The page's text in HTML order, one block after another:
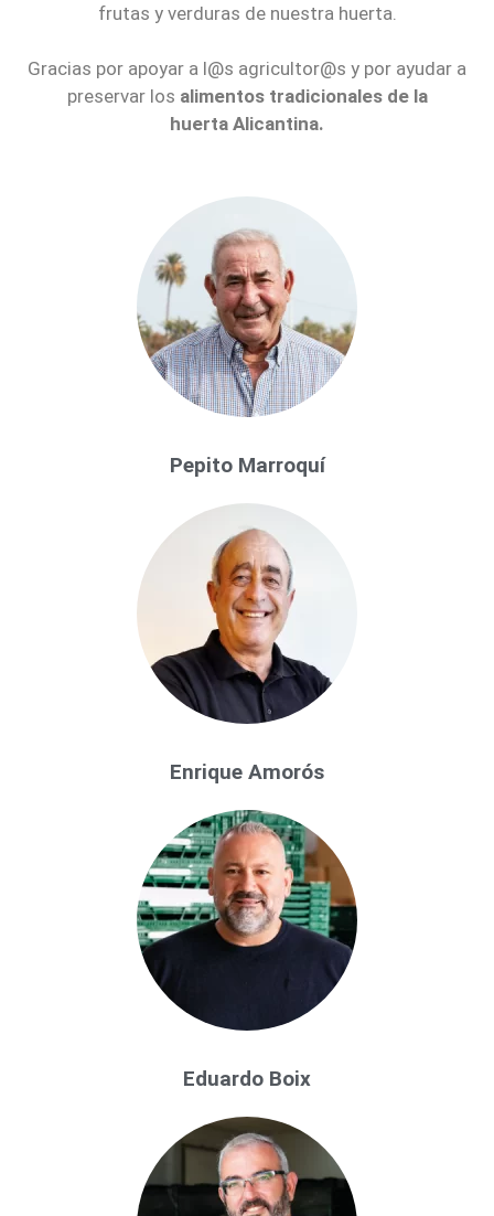
frutas y verduras de nuestra huerta.
Gracias por apoyar a l@s agricultor@s y por ayudar a
preservar los alimentos tradicionales de la
huerta Alicantina.
Pepito Marroquí
Enrique Amorós
Eduardo Boix